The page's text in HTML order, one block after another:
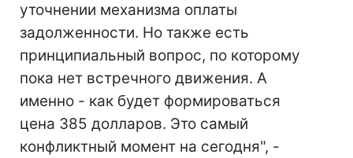
уточнении механизма оплаты
задолженности. Но также есть
принципиальный вопрос, по которому
пока нет встречного движения. А
именно - как будет формироваться
цена 385 долларов. Это самый
конфликтный момент на сегодня", -